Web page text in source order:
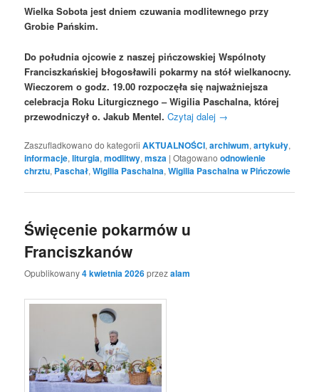
Wielka Sobota jest dniem czuwania modlitewnego przy
Grobie Pańskim.
Do południa ojcowie z naszej pińczowskiej Wspólnoty
Franciszkańskiej błogosławili pokarmy na stół wielkanocny.
Wieczorem o godz. 19.00 rozpoczęła się najważniejsza
celebracja Roku Liturgicznego – Wigilia Paschalna, której
przewodniczył o. Jakub Mentel. Czytaj dalej →
Zaszufladkowano do kategorii AKTUALNOŚCI,archiwum,artykuły,
informacje,liturgia,modlitwy,msza |Otagowano odnowienie
chrztu, Paschał,Wigilia Paschalna,Wigilia Paschalna w Pińczowie
Święcenie pokarmów u
Franciszkanów
Opublikowany4 kwietnia 2026przezalam